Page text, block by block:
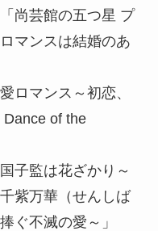
尚芸館の五つ星 プ
マンスは結婚のあ
ロマンス～初恋、
of the
子監は花ざかり～
紫万華（せんしば
ぐ不滅の愛～」